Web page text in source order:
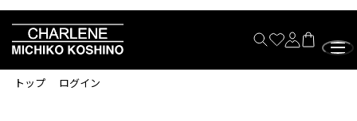
トップ ログイン